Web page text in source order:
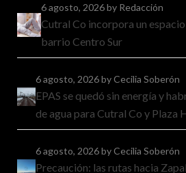
6 agosto, 2026by Redacción
Cutral Co incorpora un
barrio Centro Sur
6 agosto, 2026by Cecilia Soberón
EPAS se quedó sin energía y
de agua para Cutral Co y Plaza
6 agosto, 2026by Cecilia Soberón
Precaución: las rutas hacia